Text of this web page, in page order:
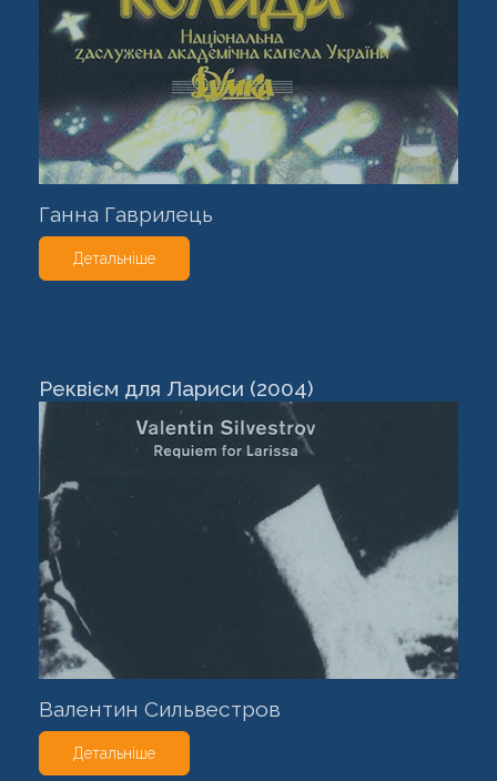
Ганна Гаврилець
Детальніше
Реквієм для Лариси (2004)
Валентин Сильвестров
Детальніше